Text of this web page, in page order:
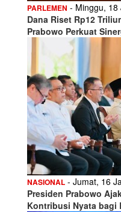
PARLEMEN - Minggu, 18
Dana Riset Rp12
Prabowo Perkuat
NASIONAL - Jumat, 16
Presiden Prabowo
Kontribusi Nyata bagi